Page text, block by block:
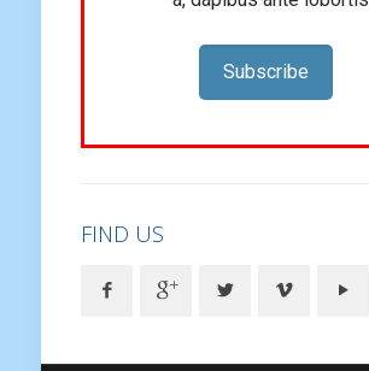
Subscribe
FIND US